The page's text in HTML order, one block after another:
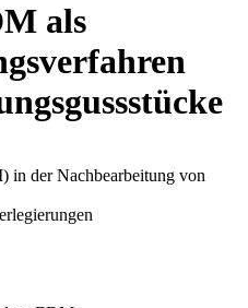
als
in der Nachbearbeitung von